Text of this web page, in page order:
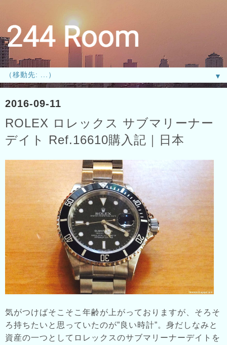
▼
2016-09-11
ROLEX ロレックス サブマリーナー
デイト Ref.16610購入記｜日本
気がつけばそこそこ年齢が上がっておりますが、そろそ
ろ持ちたいと思っていたのが”良い時計”。身だしなみと
資産の一つとしてロレックスのサブマリーナーデイトを